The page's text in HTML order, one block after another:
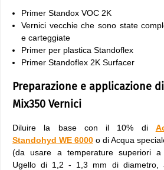
Primer Standox VOC 2K
Vernici vecchie che sono state
e carteggiate
Primer per plastica Standoflex
Primer Standoflex 2K Surfacer
Preparazione e applicazione
Mix350 Vernici
Diluire la base con il 10% di
Standohyd WE 6000 o di Acqua
(da usare a temperature superiori a
Ugello di 1,2 - 1,3 mm di diametro,